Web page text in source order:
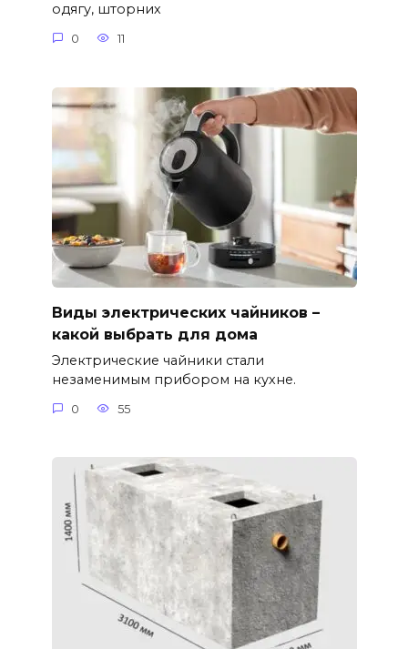
одягу, шторних
0 11
Виды электрических чайников –
какой выбрать для дома
Электрические чайники стали
незаменимым прибором на кухне.
0 55